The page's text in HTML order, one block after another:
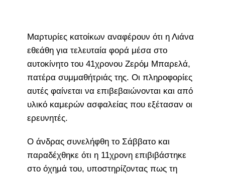
Μαρτυρίες κατοίκων αναφέρουν ότι η Λιάνα
εθεάθη για τελευταία φορά μέσα στο
αυτοκίνητο του 41χρονου Ζερόμ Μπαρελά,
πατέρα συμμαθήτριάς της. Οι πληροφορίες
αυτές φαίνεται να επιβεβαιώνονται και από
υλικό καμερών ασφαλείας που εξέτασαν οι
ερευνητές.
Ο άνδρας συνελήφθη το Σάββατο και
παραδέχθηκε ότι η 11χρονη επιβιβάστηκε
στο όχημά του, υποστηρίζοντας πως τη